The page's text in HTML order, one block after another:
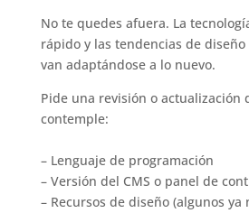
No te quedes afuera. La
rápido y las tendencias de
van adaptándose a lo nuevo.
Pide una revisión o actualización
contemple:
– Lenguaje de programación
– Versión del CMS o panel de
– Recursos de diseño (algunos ya